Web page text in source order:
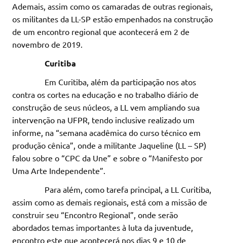
Ademais, assim como os camaradas de outras regionais,
os militantes da LL-SP estão empenhados na construção
de um encontro regional que acontecerá em 2 de
novembro de 2019.
Curitiba
Em Curitiba, além da participação nos atos
contra os cortes na educação e no trabalho diário de
construção de seus núcleos, a LL vem ampliando sua
intervenção na UFPR, tendo inclusive realizado um
informe, na “semana acadêmica do curso técnico em
produção cênica”, onde a militante Jaqueline (LL – SP)
falou sobre o “CPC da Une” e sobre o “Manifesto por
Uma Arte Independente”.
Para além, como tarefa principal, a LL Curitiba,
assim como as demais regionais, está com a missão de
construir seu “Encontro Regional”, onde serão
abordados temas importantes à luta da juventude,
encontro este que acontecerá nos dias 9 e 10 de